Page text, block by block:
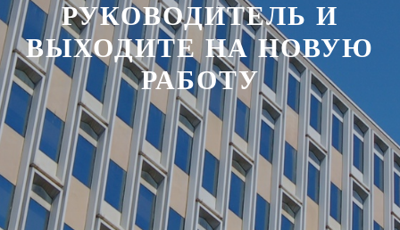
РУКОВОДИТЕЛЬ И
ВЫХОДИТЕ НА НОВУЮ
РАБОТУ